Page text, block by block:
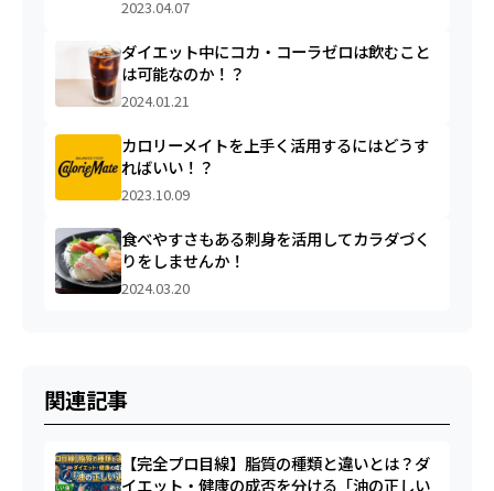
2023.04.07
ダイエット中にコカ・コーラゼロは飲むこと
は可能なのか！？
2024.01.21
カロリーメイトを上手く活用するにはどうす
ればいい！？
2023.10.09
食べやすさもある刺身を活用してカラダづく
りをしませんか！
2024.03.20
関連記事
【完全プロ目線】脂質の種類と違いとは？ダ
イエット・健康の成否を分ける「油の正しい